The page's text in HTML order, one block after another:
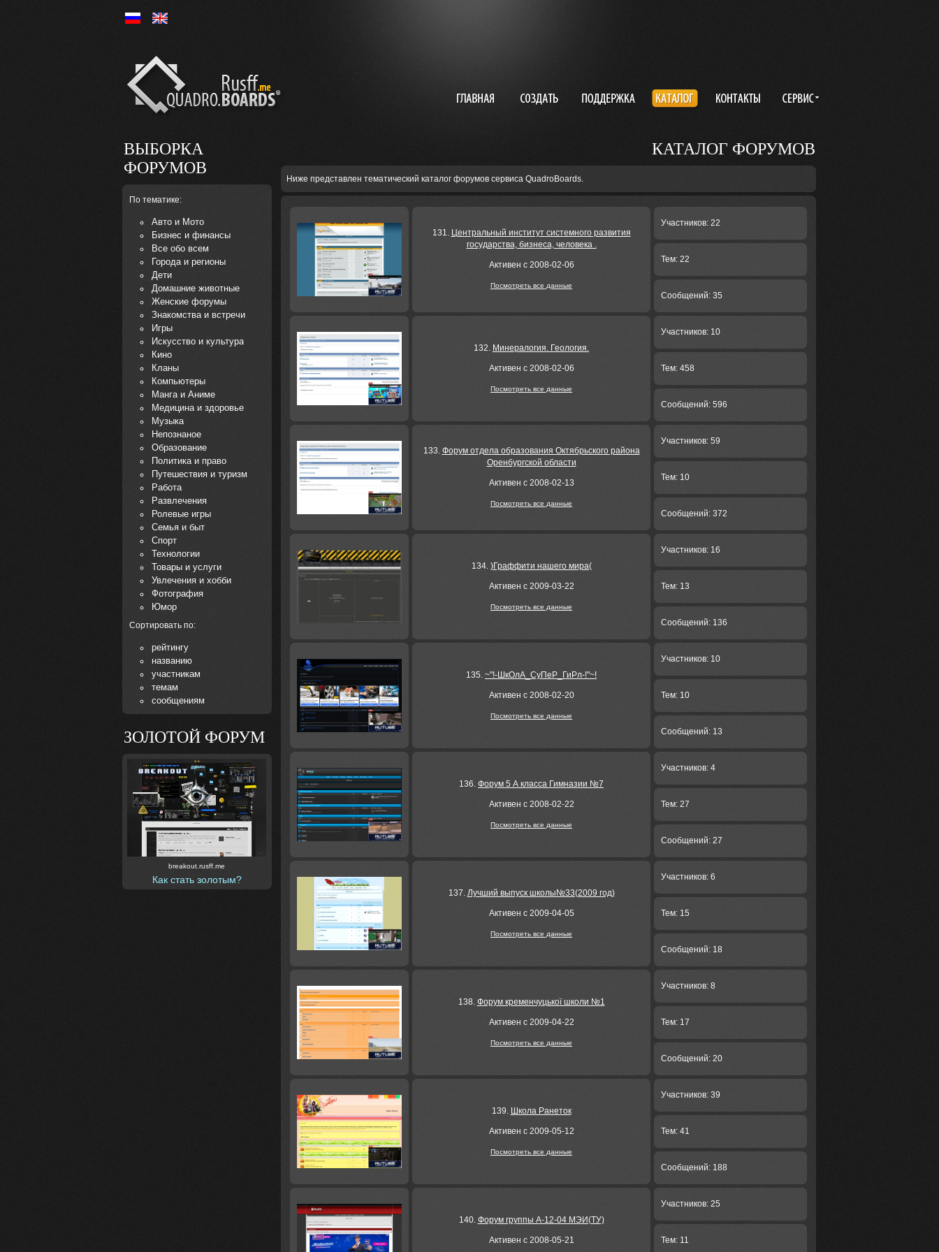
Ру En
ВЫБОРКА
ФОРУМОВ
По тематике:
Авто и Мото
Бизнес и финансы
Все обо всем
Города и регионы
Дети
Домашние животные
Женские форумы
Знакомства и встречи
Игры
Искусство и культура
Кино
Кланы
Компьютеры
Манга и Аниме
Медицина и здоровье
Музыка
Непознаное
Образование
Политика и право
Путешествия и туризм
Работа
Развлечения
Ролевые игры
Семья и быт
Спорт
Технологии
Товары и услуги
Увлечения и хобби
Фотография
Юмор
Сортировать по:
рейтингу
названию
участникам
темам
сообщениям
ЗОЛОТОЙ ФОРУМ
breakout.rusff.me
Как стать золотым?
КАТАЛОГ ФОРУМОВ
Ниже представлен тематический каталог форумов сервиса QuadroBoards.
131. Центральный институт системного развития
государства, бизнеса, человека .
Активен с 2008-02-06
Посмотреть все данные
Участников: 22
Тем: 22
Сообщений: 35
132. Минералогия. Геология.
Активен с 2008-02-06
Посмотреть все данные
Участников: 10
Тем: 458
Сообщений: 596
133. Форум отдела образования Октябрьского района
Оренбургской области
Активен с 2008-02-13
Посмотреть все данные
Участников: 59
Тем: 10
Сообщений: 372
134. )Граффити нашего мира(
Активен с 2009-03-22
Посмотреть все данные
Участников: 16
Тем: 13
Сообщений: 136
135. ~"!-ШкОлА_СуПеР_ГиРл-!"~!
Активен с 2008-02-20
Посмотреть все данные
Участников: 10
Тем: 10
Сообщений: 13
136. Форум 5 А класса Гимназии №7
Активен с 2008-02-22
Посмотреть все данные
Участников: 4
Тем: 27
Сообщений: 27
137. Лучший выпуск школы№33(2009 год)
Активен с 2009-04-05
Посмотреть все данные
Участников: 6
Тем: 15
Сообщений: 18
138. Форум кременчуцької школи №1
Активен с 2009-04-22
Посмотреть все данные
Участников: 8
Тем: 17
Сообщений: 20
139. Школа Ранеток
Активен с 2009-05-12
Посмотреть все данные
Участников: 39
Тем: 41
Сообщений: 188
140. Форум группы А-12-04 МЭИ(ТУ)
Активен с 2008-05-21
Участников: 25
Тем: 11